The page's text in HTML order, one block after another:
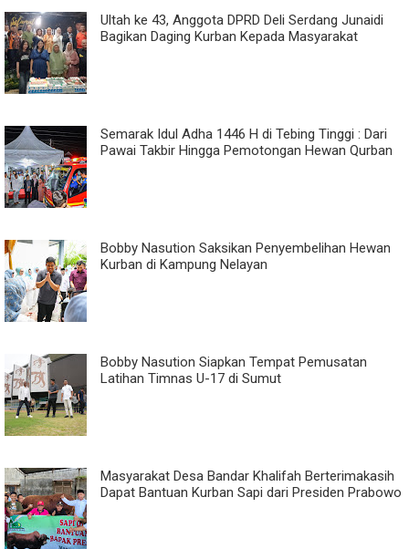
Ultah ke 43, Anggota DPRD Deli Serdang Junaidi
Bagikan Daging Kurban Kepada Masyarakat
Semarak Idul Adha 1446 H di Tebing Tinggi : Dari
Pawai Takbir Hingga Pemotongan Hewan Qurban
Bobby Nasution Saksikan Penyembelihan Hewan
Kurban di Kampung Nelayan
Bobby Nasution Siapkan Tempat Pemusatan
Latihan Timnas U-17 di Sumut
Masyarakat Desa Bandar Khalifah Berterimakasih
Dapat Bantuan Kurban Sapi dari Presiden Prabowo